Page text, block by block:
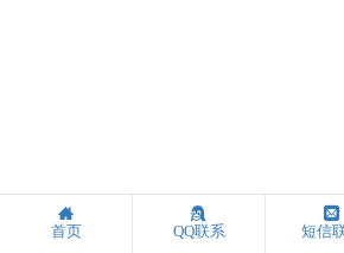
首页 QQ联系 短信